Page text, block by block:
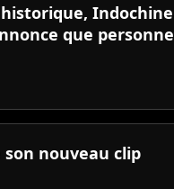
Indochine
que personne
nouveau clip